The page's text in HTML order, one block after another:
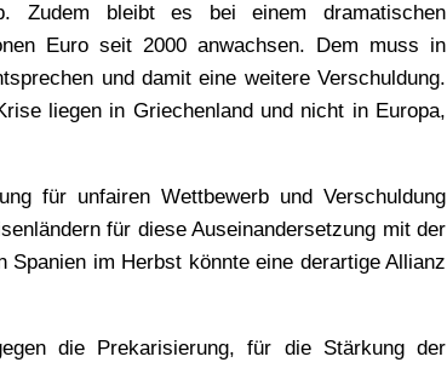
Zudem bleibt es bei einem dramatischen
Euro seit 2000 anwachsen. Dem muss in
und damit eine weitere Verschuldung.
liegen in Griechenland und nicht in Europa,
für unfairen Wettbewerb und Verschuldung
für diese Auseinandersetzung mit der
im Herbst könnte eine derartige Allianz
die Prekarisierung, für die Stärkung der